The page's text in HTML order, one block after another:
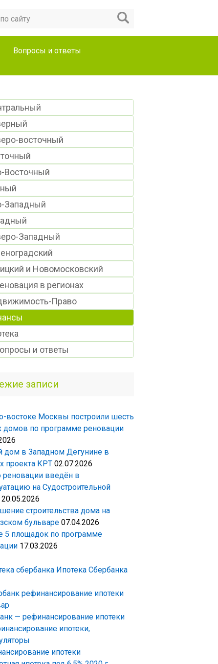
Вопросы и ответы
восточный
Восточный
Западный
Западный
и Новомосковский
в регионах
Право
и ответы
записи
востоке Москвы построили шесть
домов по программе реновации
дом в Западном Дегунине в
проекта КРТ 02.07.2026
введён в
на Судостроительной
20.05.2026
строительства дома на
бульваре 07.04.2026
5 площадок по программе
17.03.2026
Ипотека Сбербанка
— рефинансирование ипотеки
ипотеки